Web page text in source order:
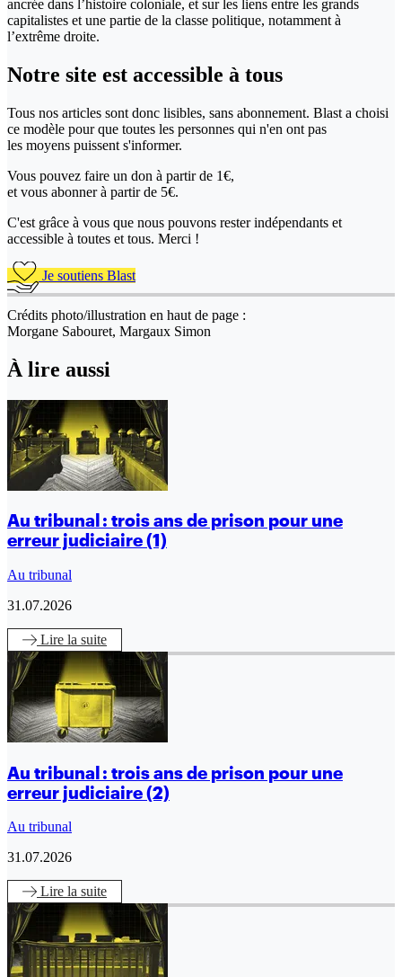
ancrée dans l’histoire coloniale, et sur les liens entre les grands
capitalistes et une partie de la classe politique, notamment à
l’extrême droite.
Notre site est accessible à tous
Tous nos articles sont donc lisibles, sans abonnement. Blast a choisi
ce modèle pour que toutes les personnes qui n'en ont pas
les moyens puissent s'informer.
Vous pouvez faire un don à partir de 1€,
et vous abonner à partir de 5€.
C'est grâce à vous que nous pouvons rester indépendants et
accessible à toutes et tous. Merci !
Je soutiens Blast
Crédits photo/illustration en haut de page :
Morgane Sabouret, Margaux Simon
À lire aussi
Au tribunal : trois ans de prison pour une
erreur judiciaire (1)
Au tribunal
31.07.2026
Lire la suite
Au tribunal : trois ans de prison pour une
erreur judiciaire (2)
Au tribunal
31.07.2026
Lire la suite